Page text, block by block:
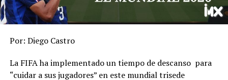
Por: Diego Castro
La FIFA ha implementado un tiempo de descanso para
“cuidar a sus jugadores” en este mundial trisede